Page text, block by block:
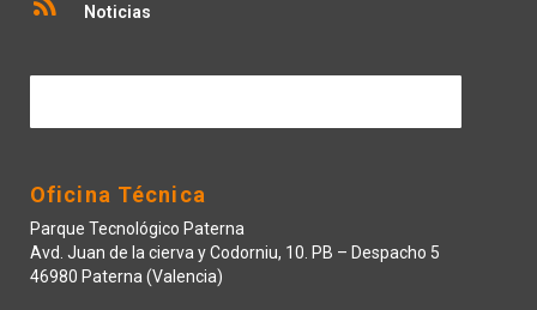
Noticias
Oficina Técnica
Parque Tecnológico Paterna
Avd. Juan de la cierva y Codorniu, 10. PB – Despacho 5
46980 Paterna (Valencia)